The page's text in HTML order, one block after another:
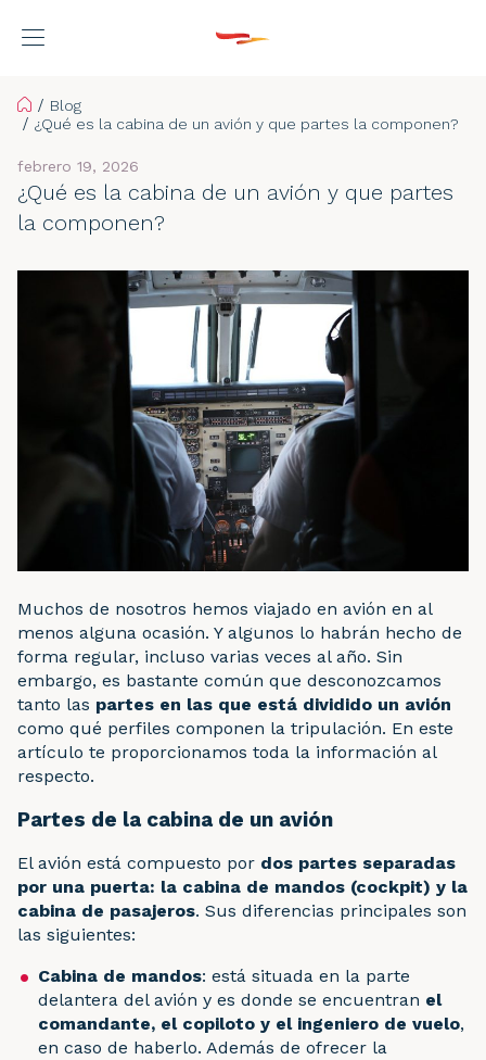
Home
Blog
¿Qué es la cabina de un avión y que partes la componen?
¿Qué es la cabina de un avión y que partes
la componen?
febrero 19, 2026
Muchos de nosotros hemos viajado en avión en al
menos alguna ocasión. Y algunos lo habrán hecho de
forma regular, incluso varias veces al año. Sin
embargo, es bastante común que desconozcamos
tanto las partes en las que está dividido un avión
como qué perfiles componen la tripulación. En este
artículo te proporcionamos toda la información al
respecto.
Partes de la cabina de un avión
El avión está compuesto por dos partes separadas
por una puerta: la cabina de mandos (cockpit) y la
cabina de pasajeros. Sus diferencias principales son
las siguientes:
Cabina de mandos: está situada en la parte
delantera del avión y es donde se encuentran el
comandante, el copiloto y el ingeniero de vuelo,
en caso de haberlo. Además de ofrecer la